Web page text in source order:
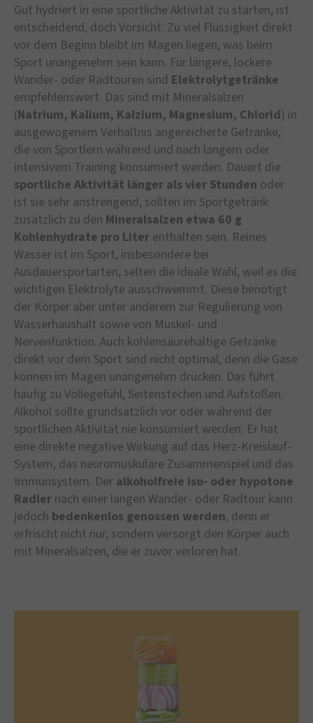
Gut hydriert in eine sportliche Aktivität zu starten, ist
entscheidend, doch Vorsicht: Zu viel Flüssigkeit direkt
vor dem Beginn bleibt im Magen liegen, was beim
Sport unangenehm sein kann. Für längere, lockere
Wander- oder Radtouren sind Elektrolytgetränke
empfehlenswert. Das sind mit Mineralsalzen
(Natrium, Kalium, Kalzium, Magnesium, Chlorid) in
ausgewogenem Verhältnis angereicherte Getränke,
die von Sportlern während und nach langem oder
intensivem Training konsumiert werden. Dauert die
sportliche Aktivität länger als vier Stunden oder
ist sie sehr anstrengend, sollten im Sportgetränk
zusätzlich zu den Mineralsalzen etwa 60 g
Kohlenhydrate pro Liter enthalten sein. Reines
Wasser ist im Sport, insbesondere bei
Ausdauersportarten, selten die ideale Wahl, weil es die
wichtigen Elektrolyte ausschwemmt. Diese benötigt
der Körper aber unter anderem zur Regulierung von
Wasserhaushalt sowie von Muskel- und
Nervenfunktion. Auch kohlensäurehaltige Getränke
direkt vor dem Sport sind nicht optimal, denn die Gase
können im Magen unangenehm drücken. Das führt
häufig zu Völlegefühl, Seitenstechen und Aufstoßen.
Alkohol sollte grundsätzlich vor oder während der
sportlichen Aktivität nie konsumiert werden: Er hat
eine direkte negative Wirkung auf das Herz-Kreislauf-
System, das neuromuskuläre Zusammenspiel und das
Immunsystem. Der alkoholfreie iso- oder hypotone
Radler nach einer langen Wander- oder Radtour kann
jedoch bedenkenlos genossen werden, denn er
erfrischt nicht nur, sondern versorgt den Körper auch
mit Mineralsalzen, die er zuvor verloren hat.